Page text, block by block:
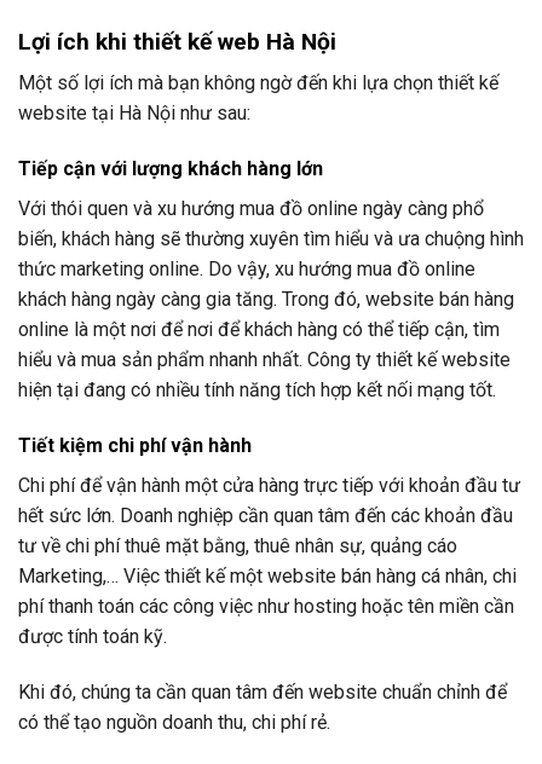
Lợi ích khi thiết kế web Hà Nội
Một số lợi ích mà bạn không ngờ đến khi lựa chọn thiết kế
website tại Hà Nội như sau:
Tiếp cận với lượng khách hàng lớn
Với thói quen và xu hướng mua đồ online ngày càng phổ
biến, khách hàng sẽ thường xuyên tìm hiểu và ưa chuộng hình
thức marketing online. Do vậy, xu hướng mua đồ online
khách hàng ngày càng gia tăng. Trong đó, website bán hàng
online là một nơi để nơi để khách hàng có thể tiếp cận, tìm
hiểu và mua sản phẩm nhanh nhất. Công ty thiết kế website
hiện tại đang có nhiều tính năng tích hợp kết nối mạng tốt.
Tiết kiệm chi phí vận hành
Chi phí để vận hành một cửa hàng trực tiếp với khoản đầu tư
hết sức lớn. Doanh nghiệp cần quan tâm đến các khoản đầu
tư về chi phí thuê mặt bằng, thuê nhân sự, quảng cáo
Marketing,… Việc thiết kế một website bán hàng cá nhân, chi
phí thanh toán các công việc như hosting hoặc tên miền cần
được tính toán kỹ.
Khi đó, chúng ta cần quan tâm đến website chuẩn chỉnh để
có thể tạo nguồn doanh thu, chi phí rẻ.